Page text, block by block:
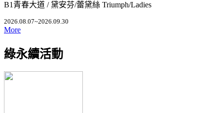
B1青春大道 / 黛安芬/蕾黛絲 Triumph/Ladies
2026.08.07~2026.09.30
More
綠永續活動